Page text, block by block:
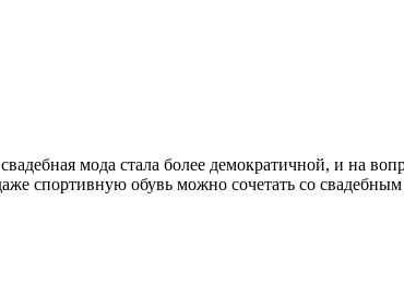
мода стала более демократичной, и на
спортивную обувь можно сочетать со